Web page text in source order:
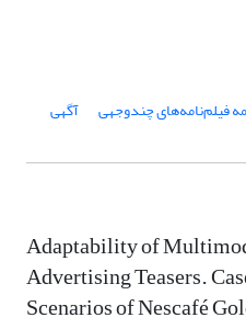
فیلم‌نامه‌های چندوجهی آگهی
Adaptability of
Advertising Teasers.
Scenarios of Nescafé